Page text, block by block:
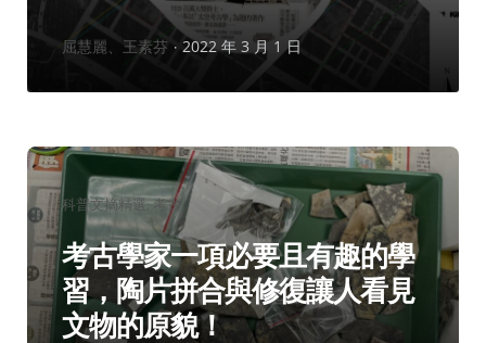
作
屈慧麗、王素芬 2022 年 3 月 1 日
分
類：
科普文摘精選 考古
考古學家一項必要且有趣的學
習，陶片拼合與修復讓人看見
文物的原貌！